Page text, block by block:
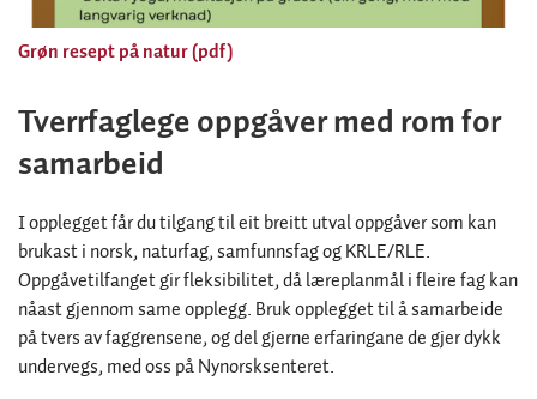
Grøn resept på natur (pdf)
Tverrfaglege oppgåver med rom for
samarbeid
I opplegget får du tilgang til eit breitt utval oppgåver som kan
brukast i norsk, naturfag, samfunnsfag og KRLE/RLE.
Oppgåvetilfanget gir fleksibilitet, då læreplanmål i fleire fag kan
nåast gjennom same opplegg. Bruk opplegget til å samarbeide
på tvers av faggrensene, og del gjerne erfaringane de gjer dykk
undervegs, med oss på Nynorsksenteret.